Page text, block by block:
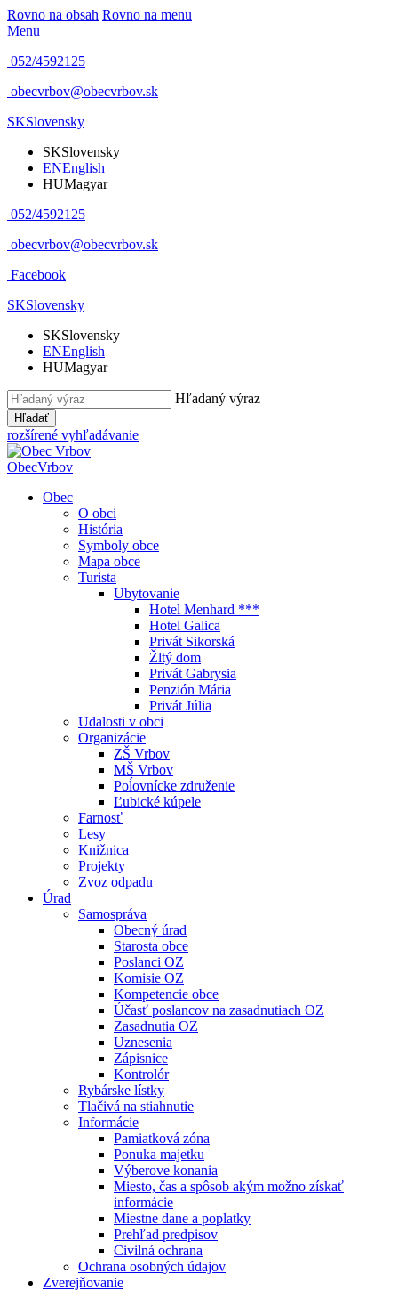
Rovno na obsah Rovno na menu
Menu
052/4592125
obecvrbov@obecvrbov.sk
SKSlovensky
SKSlovensky
ENEnglish
HUMagyar
052/4592125
obecvrbov@obecvrbov.sk
Facebook
SKSlovensky
SKSlovensky
ENEnglish
HUMagyar
Hľadaný výraz
Hľadať
rozšírené vyhľadávanie
ObecVrbov
Obec
O obci
História
Symboly obce
Mapa obce
Turista
Ubytovanie
Hotel Menhard ***
Hotel Galica
Privát Sikorská
Žltý dom
Privát Gabrysia
Penzión Mária
Privát Júlia
Udalosti v obci
Organizácie
ZŠ Vrbov
MŠ Vrbov
Poĺovnícke združenie
Ľubické kúpele
Farnosť
Lesy
Knižnica
Projekty
Zvoz odpadu
Úrad
Samospráva
Obecný úrad
Starosta obce
Poslanci OZ
Komisie OZ
Kompetencie obce
Účasť poslancov na zasadnutiach OZ
Zasadnutia OZ
Uznesenia
Zápisnice
Kontrolór
Rybárske lístky
Tlačivá na stiahnutie
Informácie
Pamiatková zóna
Ponuka majetku
Výberove konania
Miesto, čas a spôsob akým možno získať
informácie
Miestne dane a poplatky
Prehľad predpisov
Civilná ochrana
Ochrana osobných údajov
Zverejňovanie